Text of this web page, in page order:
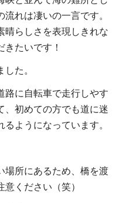
れは凄いの一言です。
晴らしさを表現しきれな
たいです！
た。
路に自転車で走行しやす
、初めての方でも道に迷
ようになっています。
場所にあるため、橋を渡
ください（笑）